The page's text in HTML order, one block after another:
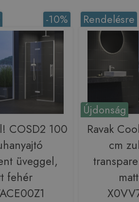
-10%
COSD2 100
üveggel,
fehér
Újdonság
Rendelésre
Ravak
cm